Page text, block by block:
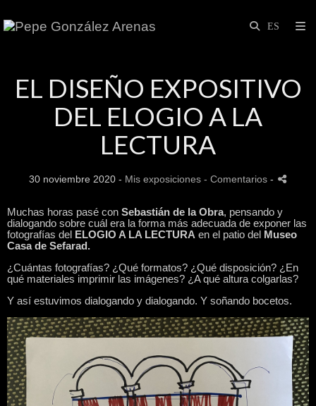
EL DISEÑO EXPOSITIVO
DEL ELOGIO A LA
LECTURA
30 noviembre 2020 - Mis exposiciones - Comentarios -
Muchas horas pasé con Sebastián de la Obra, pensando y
dialogando sobre cuál era la forma más adecuada de exponer las
fotografías del ELOGIO A LA LECTURA en el patio del Museo
Casa de Sefarad.
¿Cuántas fotografías? ¿Qué formatos? ¿Qué disposición? ¿En
qué materiales imprimir las imágenes? ¿A qué altura colgarlas?
Y así estuvimos dialogando y dialogando. Y soñando bocetos.